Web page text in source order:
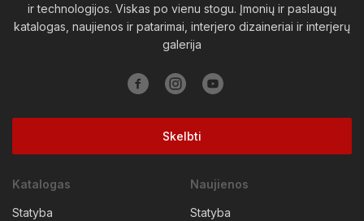
ir technologijos. Viskas po vienu stogu. Įmonių ir paslaugų
katalogas, naujienos ir patarimai, interjero dizaineriai ir interjerų
galerija
Skelbti
Katalogas
Statyba
Naujienos
Statyba